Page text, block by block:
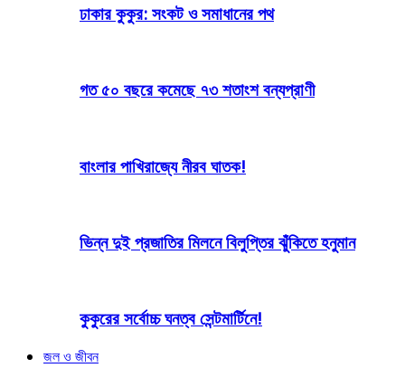
ঢাকার কুকুর: সংকট ও সমাধানের পথ
গত ৫০ বছরে কমেছে ৭৩ শতাংশ বন্যপ্রাণী
বাংলার পাখিরাজ্যে নীরব ঘাতক!
ভিন্ন দুই প্রজাতির মিলনে বিলুপ্তির ঝুঁকিতে হনুমান
কুকুরের সর্বোচ্চ ঘনত্ব সেন্টমার্টিনে!
জল ও জীবন